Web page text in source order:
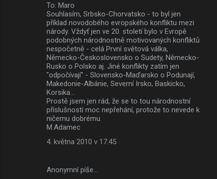
To: Maro
Souhlasím, Srbsko-Chorvatsko - to byl jen
příklad novodobého evropského konfliktu mezi
národy. Vždyť jen ve 20. století bylo v Evropě
podobných národnostně motivovaných konfliktů
nespočetně - celá První světová válka,
Německo-Československo o Sudety, Německo-
Rusko o Polsko aj. Jiné konflikty zatím jen
"odpočívají" - Slovensko-Maďarsko o Podunají,
Makedonie-Albánie, Severní Irsko, Baskicko,
Korsika...
Prostě jsem jen rád, že se to tou národnostní
příslušností moc nepřehání, protože to nevede k
ničemu dobrému.
M.Adamec
4. května 2010 v 17:45
Anonymní píše…